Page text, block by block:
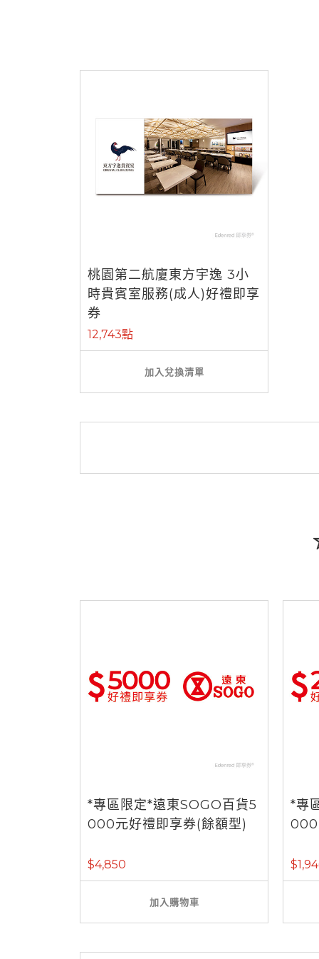
桃園第二航廈東方宇逸 3小
時貴賓室服務(成人)好禮即享
券
12,743點
加入兌換清單
*專區限定*遠東SOGO百貨5
000元好禮即享券(餘額型)
$4,850
加入購物車
*專
000